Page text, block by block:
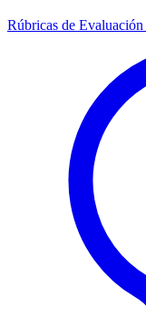
Rúbricas de Evaluación